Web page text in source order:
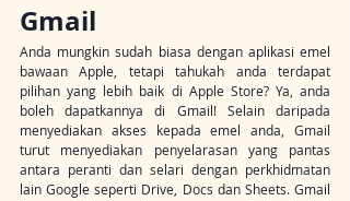
Gmail
Anda mungkin sudah biasa dengan aplikasi emel
bawaan Apple, tetapi tahukah anda terdapat
pilihan yang lebih baik di Apple Store? Ya, anda
boleh dapatkannya di Gmail! Selain daripada
menyediakan akses kepada emel anda, Gmail
turut menyediakan penyelarasan yang pantas
antara peranti dan selari dengan perkhidmatan
lain Google seperti Drive, Docs dan Sheets. Gmail